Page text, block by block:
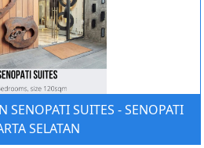
SENOPATI SUITES - SENOPATI
SELATAN